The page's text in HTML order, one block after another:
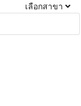
เลือกสาขา